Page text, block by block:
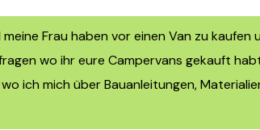
meine Frau haben vor einen Van zu
wo ihr eure Campervans gekauft
ich mich über Bauanleitungen,